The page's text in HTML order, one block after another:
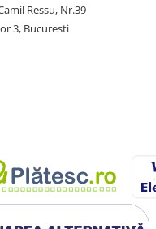
Ressu, Nr.39
3, Bucuresti